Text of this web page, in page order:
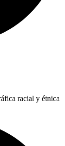
racial y étnica